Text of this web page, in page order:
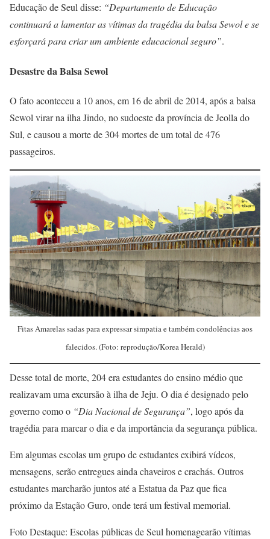
Educação de Seul disse: “Departamento de Educação
continuará a lamentar as vítimas da tragédia da balsa Sewol e se
esforçará para criar um ambiente educacional seguro”.
Desastre da Balsa Sewol
O fato aconteceu a 10 anos, em 16 de abril de 2014, após a balsa
Sewol virar na ilha Jindo, no sudoeste da província de Jeolla do
Sul, e causou a morte de 304 mortes de um total de 476
passageiros.
Fitas Amarelas sadas para expressar simpatia e também condolências aos
falecidos. (Foto: reprodução/Korea Herald)
Desse total de morte, 204 era estudantes do ensino médio que
realizavam uma excursão à ilha de Jeju. O dia é designado pelo
governo como o “Dia Nacional de Segurança”, logo após da
tragédia para marcar o dia e da importância da segurança pública.
Em algumas escolas um grupo de estudantes exibirá vídeos,
mensagens, serão entregues ainda chaveiros e crachás. Outros
estudantes marcharão juntos até a Estatua da Paz que fica
próximo da Estação Guro, onde terá um festival memorial.
Foto Destaque: Escolas públicas de Seul homenagearão vítimas